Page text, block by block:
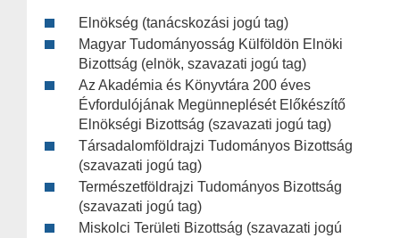
Elnökség (tanácskozási jogú tag)
Magyar Tudományosság Külföldön Elnöki
Bizottság (elnök, szavazati jogú tag)
Az Akadémia és Könyvtára 200 éves
Évfordulójának Megünneplését Előkészítő
Elnökségi Bizottság (szavazati jogú tag)
Társadalomföldrajzi Tudományos Bizottság
(szavazati jogú tag)
Természetföldrajzi Tudományos Bizottság
(szavazati jogú tag)
Miskolci Területi Bizottság (szavazati jogú